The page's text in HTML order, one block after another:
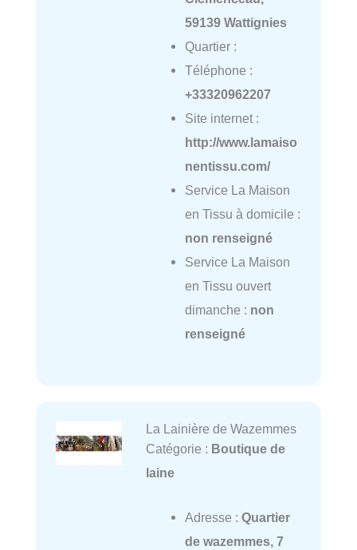
59139 Wattignies
Quartier :
Téléphone :
+33320962207
Site internet :
http://www.lamaiso
nentissu.com/
Service La Maison
en Tissu à domicile :
non renseigné
Service La Maison
en Tissu ouvert
dimanche : non
renseigné
La Lainière de Wazemmes
Catégorie : Boutique de
laine
Adresse : Quartier
de wazemmes, 7